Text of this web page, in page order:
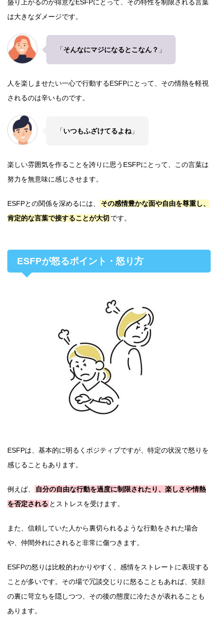
盛り上がるのが得意なESFPにとって、その特性を制限される言葉
は大きなダメージです。
「そんなにマジになるとこなん？ 」
人を楽しませたい一心で行動するESFPにとって、その情熱を軽視
されるのは辛いものです。
「いつもふざけてるよね 」
楽しい雰囲気を作ることを誇りに思うESFPにとって、この言葉は
努力を無意味に感じさせます。
ESFPとの関係を深めるには、
その感情豊かな面や自由を尊重し、
肯定的な言葉で接することが大切 です。
ESFPが怒るポイント・怒り方
ESFPは、基本的に明るくポジティブですが、特定の状況で怒りを
感じることもあります。
例えば、
自分の自由な行動を過度に制限されたり、楽しさや情熱
を否定される とストレスを受けます。
また、信頼していた人から裏切られるような行動をされた場合
や、仲間外れにされると非常に傷つきます。
ESFPの怒りは比較的わかりやすく、感情をストレートに表現する
ことが多いです。その場で冗談交じりに怒ることもあれば、笑顔
の裏に苛立ちを隠しつつ、その後の態度に冷たさが表れることも
あります。